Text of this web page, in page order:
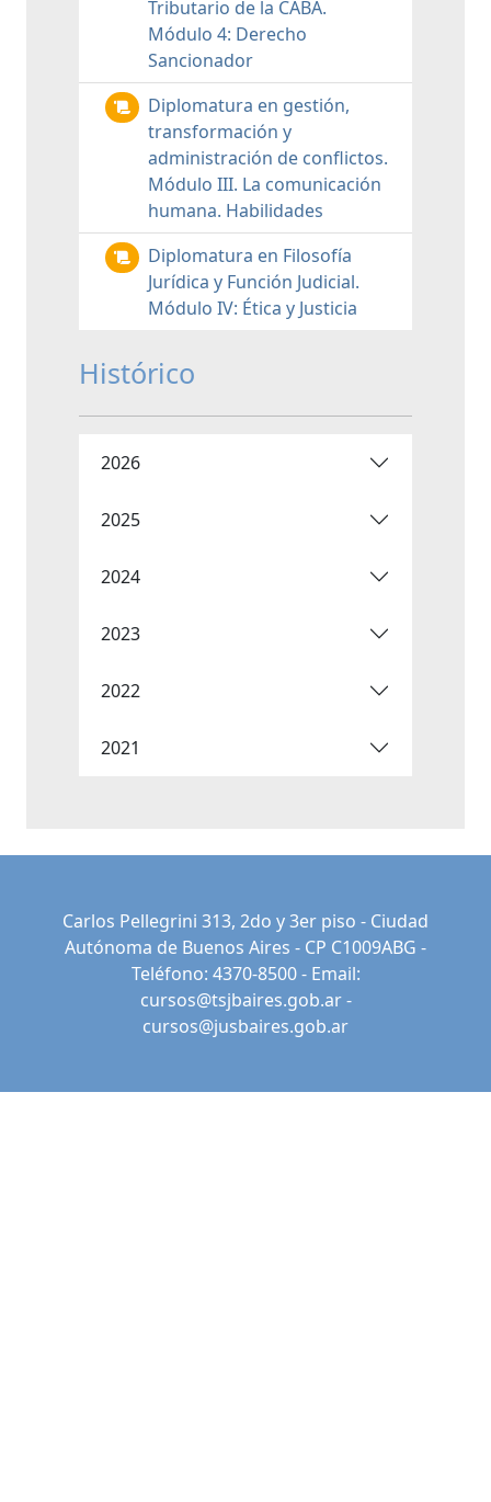
Tributario de la CABA.
Módulo 4: Derecho
Sancionador
Diplomatura en gestión,
transformación y
administración de conflictos.
Módulo III. La comunicación
humana. Habilidades
Diplomatura en Filosofía
Jurídica y Función Judicial.
Módulo IV: Ética y Justicia
Histórico
2026
2025
2024
2023
2022
2021
Carlos Pellegrini 313, 2do y 3er piso - Ciudad
Autónoma de Buenos Aires - CP C1009ABG -
Teléfono: 4370-8500 - Email:
cursos@tsjbaires.gob.ar-
cursos@jusbaires.gob.ar